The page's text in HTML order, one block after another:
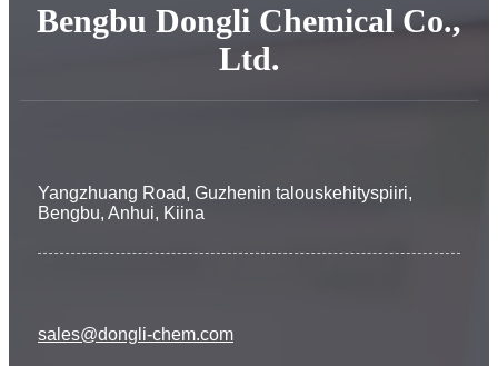
Bengbu Dongli Chemical Co.,
Ltd.
Yangzhuang Road, Guzhenin talouskehityspiiri,
Bengbu, Anhui, Kiina
sales@dongli-chem.com